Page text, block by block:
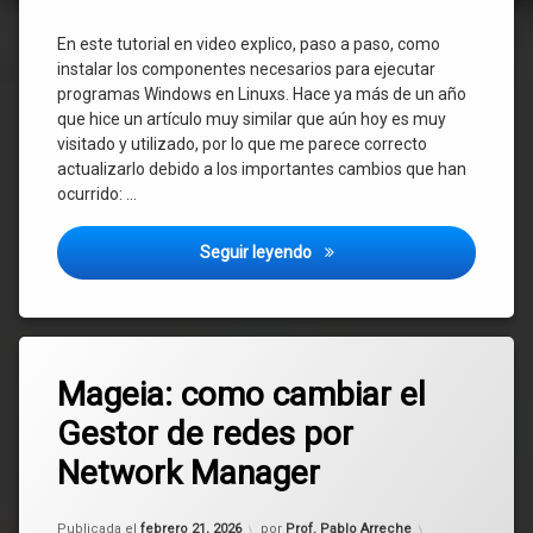
En este tutorial en video explico, paso a paso, como
instalar los componentes necesarios para ejecutar
programas Windows en Linuxs. Hace ya más de un año
que hice un artículo muy similar que aún hoy es muy
visitado y utilizado, por lo que me parece correcto
actualizarlo debido a los importantes cambios que han
ocurrido: …
Seguir leyendo Como instalar juegos y
Mageia: como cambiar el
Gestor de redes por
Network Manager
Publicada el febrero 21, 2026
Actualizado el febrero 21, 2026
por Prof. Pablo Arreche
conexiones
Linux
Mageia
un
comentario
en
Mageia:
como
cambiar